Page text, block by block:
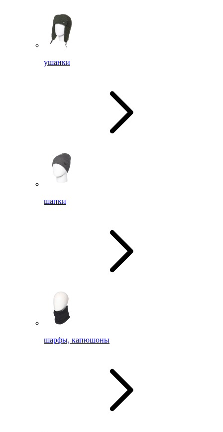
ушанки
шапки
шарфы, капюшоны